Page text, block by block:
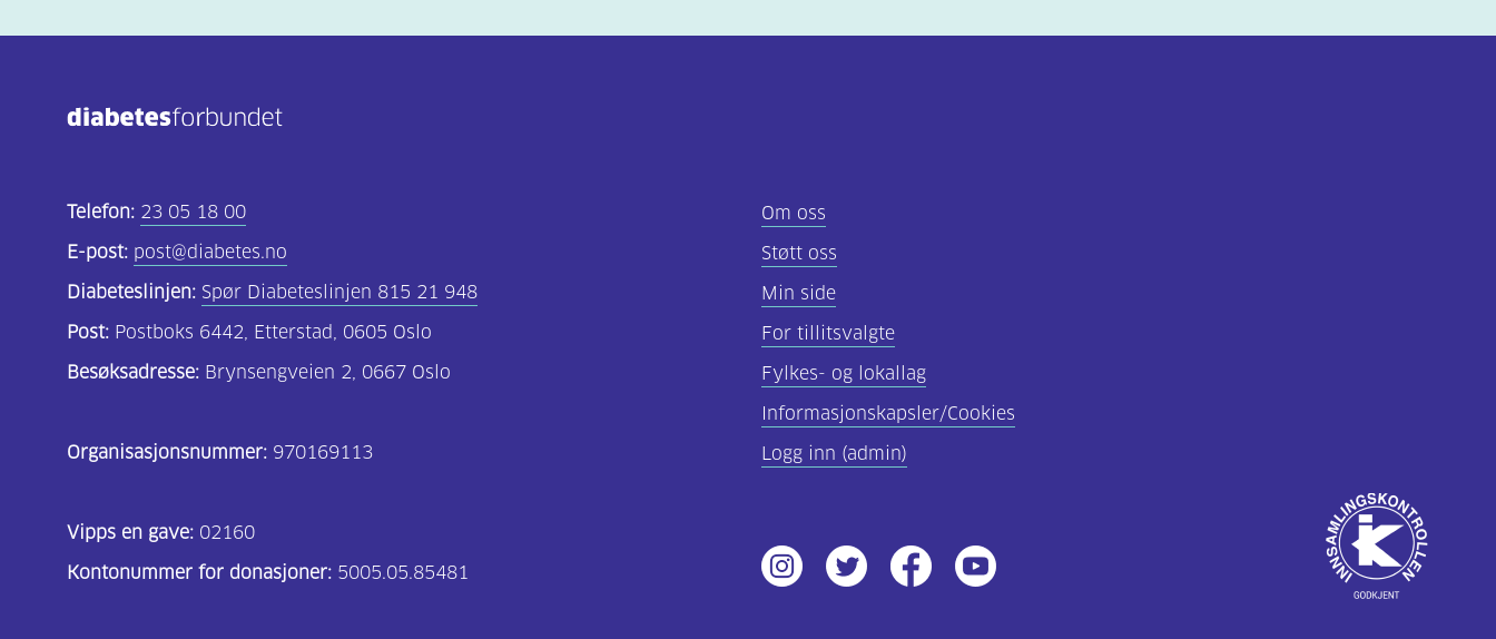
Telefon: 23 05 18 00
E-post: post@diabetes.no
Diabeteslinjen: Spør Diabeteslinjen 815 21 948
Post: Postboks 6442, Etterstad, 0605 Oslo
Besøksadresse: Brynsengveien 2, 0667 Oslo
Organisasjonsnummer: 970169113
Vipps en gave: 02160
Kontonummer for donasjoner: 5005.05.85481
Om oss
Støtt oss
Min side
For tillitsvalgte
Fylkes- og lokallag
Informasjonskapsler/Cookies
Logg inn (admin)
InstagramTwitter FacebookYoutube
Godkjent
av